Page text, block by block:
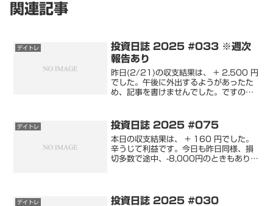
関連記事
デイトレ
投資日誌 2025 #033 ※週次
報告あり
昨日(2/21)の収支結果は、 + 2,500 円
でした。午後に外出するようがあったた
め、記事を書けませんでした。ですの
告も致します。では、記事を書いていき
ます。収支内...
デイトレ 投資日誌 2025 #075
本日の収支結果は、 + 160 円でした。
辛うじて利益です。今日も昨日同様、損
切多数で途中、-8,000円のときもありま
銘柄の含み損...
デイトレ 投資日誌 2025 #030